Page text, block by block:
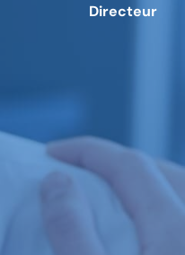
Directeur